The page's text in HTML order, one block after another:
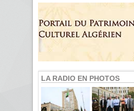
LA RADIO EN PHOTOS